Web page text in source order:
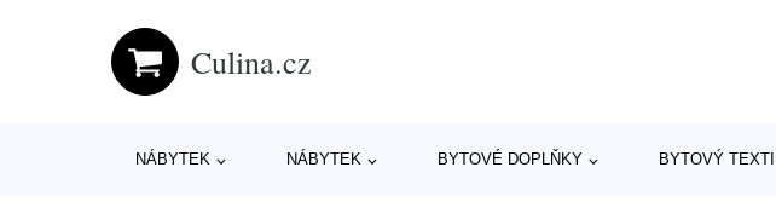
Culina.cz
NÁBYTEK NÁBYTEK BYTOVÉ DOPLŇKY BYTOVÝ